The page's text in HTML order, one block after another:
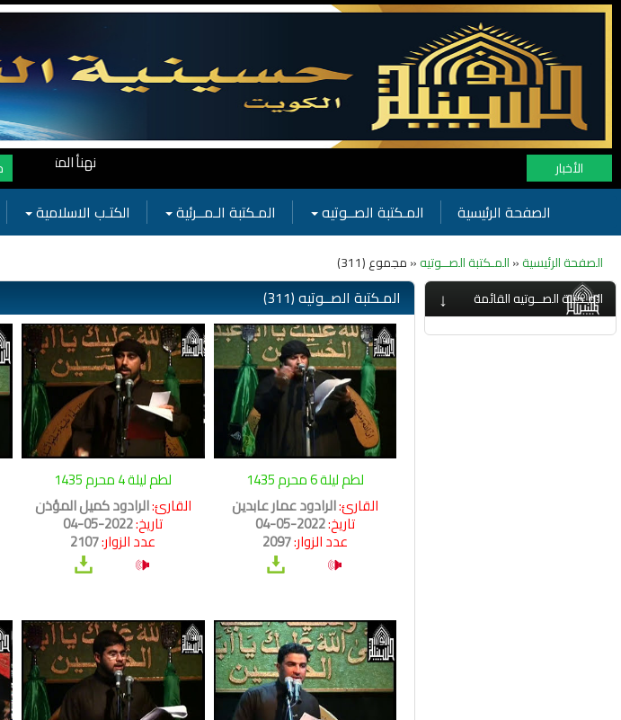
الأخبار نهنأ المتابعين لموفع النور بوصول المشاهدات الى الرقم
الصفحة الرئيسية المـكتبة الصــوتيه المـكتبة الـمــرئية الكتـب الاسلامية
الصفحة الرئيسية«المـكتبة الصــوتيه« مجموع (311)
↓ المـكتبة الصــوتيه القائمة المـكتبة الصــوتيه (311)
لطم ليلة 6 محرم 1435
القارئ:الرادود عمار عابدين
تاريخ:2022-05-04
عدد الزوار:2097
لطم ليلة 4 محرم 1435
القارئ:الرادود كميل المؤذن
تاريخ:2022-05-04
عدد الزوار:2107